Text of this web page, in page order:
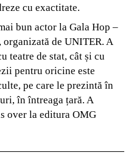
cu exactitate.
bun actor la Gala Hop –
de UNITER. A
teatre de stat, cât și cu
pentru oricine este
pe care le prezintă în
în întreaga țară. A
over la editura OMG